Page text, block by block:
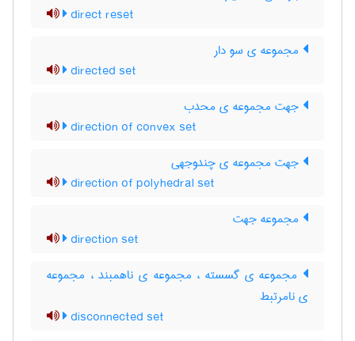
direct reset
مجموعه ی سو دار
directed set
جهت مجموعه ی محدب
direction of convex set
جهت مجموعه ی چندوجهی
direction of polyhedral set
مجموعه جهت
direction set
مجموعه ی گسسته ، مجموعه ی ناهمبند ، مجموعه
ی نامرتبط
disconnected set